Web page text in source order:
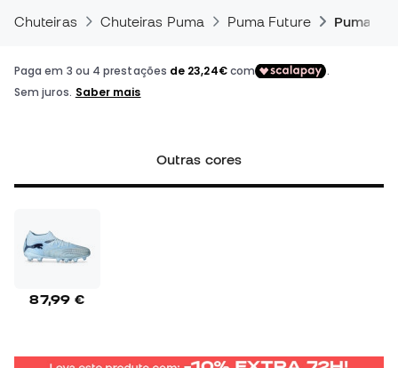
Chuteiras Chuteiras Puma Puma Future Puma
Outras cores
87,99 €